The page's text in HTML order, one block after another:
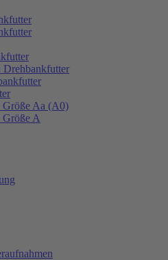
Drehbankfutter
Aa (A0)
A